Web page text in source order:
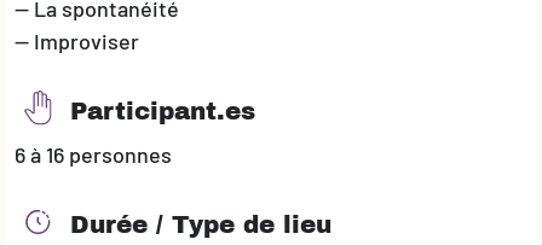
— La spontanéité
— Improviser
Participant.es
6 à 16 personnes
Durée / Type de lieu